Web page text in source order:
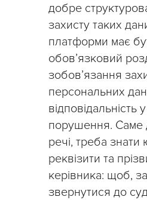
добре
захисту таких
платформи має
обов’язковий
зобов’язання
персональних
відповідальність
порушення. Саме
речі, треба знати
реквізити та
керівника: щоб,
звернутися до